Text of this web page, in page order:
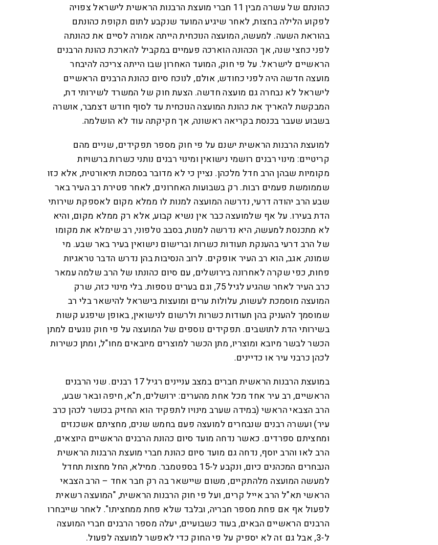
כהונתם של עשרה מבין 11 חברי מועצת הרבנות הראשית לישראל צפויה
לפקוע הלילה בחצות, לאחר שיגיע המועד שנקבע לתום תקופת כהונתם
בהוראת השעה. למעשה, המועצה הנוכחית הייתה אמורה לסיים את כהונתה
לפני כחצי שנה, אך הכהונה הוארכה פעמיים במקביל להארכת כהונת הרבנים
הראשיים לישראל. על פי חוק, המועד האחרון שבו הייתה צריכה להיבחר
מועצה חדשה היה לפני כחודש, אולם, לנוכח סיום כהונת הרבנים הראשיים
לישראל לא נבחרה גם מועצה חדשה. הצעת חוק של המשרד לשירותי דת,
המבקשת להאריך את כהונת המועצה הנוכחית עד לסוף חודש דצמבר, אושרה
בשבוע שעבר בכנסת בקריאה ראשונה, אך חקיקתה עוד לא הושלמה.
למועצת הרבנות הראשית ישנם על פי חוק מספר תפקידים, שניים מהם
קריטיים: מינוי רבנים רושמי נישואין ומינוי רבנים נותני כשרות ברשויות
מקומיות שבהן הרב חדל מלכהן. נציין כי לא מדובר בסמכות תיאורטית, אלא כזו
שממומשת פעמים רבות. רק בשבועות האחרונים, לאחר פטירת רב העיר באר
שבע הרב יהודה דרעי, נדרשה המועצה למנות לו ממלא מקום לאספקת שירותי
הדת בעירו. על אף שלמועצה כבר אין נשיא קבוע, אלא רק ממלא מקום, והיא
לא מתכנסת למעשה, היא נדרשה למנות, בסבב טלפוני, רב שימלא את מקומו
של הרב דרעי בהענקת תעודות כשרות וברישום נישואין בעיר באר שבע. מי
שמונה, אגב, הוא רב העיר אופקים. לרוב הנסיבות בהן נדרש הדבר טראגיות
פחות, כפי שקרה לאחרונה בירושלים, עם סיום כהונתו של הרב שלמה עמאר
כרב העיר לאחר שהגיע לגיל 75, וגם בערים נוספות. בלי מינוי כזה, שרק
המועצה מוסמכת לעשות, עלולות ערים ומועצות בישראל להישאר בלי רב
שמוסמך להעניק בהן תעודות כשרות ולרשום לנישואין, באופן שיפגע קשות
בשירותי הדת לתושבים. תפקידים נוספים של המועצה על פי חוק נוגעים למתן
הכשר לבשר מיובא ומוצריו, מתן הכשר למוצרים מיובאים מחו"ל, ומתן כשירות
לכהן כרבני עיר או כדיינים.
במועצת הרבנות הראשית חברים במצב עניינים רגיל 17 רבנים. שני הרבנים
הראשיים, רב עיר אחד מכל אחת מהערים: ירושלים, ת"א, חיפה ובאר שבע,
הרב הצבאי הראשי (במידה שערב מינויו לתפקיד הוא החזיק בכושר לכהן כרב
עיר) ועשרה רבנים שנבחרים למועצה פעם בחמש שנים, מחציתם אשכנזים
ומחציתם ספרדים. כאשר נדחה מועד סיום כהונת הרבנים הראשיים היוצאים,
הרב לאו והרב יוסף, נדחה גם מועד סיום כהונת חברי מועצת הרבנות הראשית
הנבחרים המכהנים כיום, ונקבע ל-15 בספטמבר. ממילא, החל מחצות תחדל
למעשה המועצה מלהתקיים, משום שיישאר בה רק חבר אחד – הרב הצבאי
הראשי תא"ל הרב אייל קרים, ועל פי חוק הרבנות הראשית, "המועצה רשאית
לפעול אף אם פחת מספר חבריה, ובלבד שלא פחת ממחציתו". לאחר שייבחרו
הרבנים הראשיים הבאים, בעוד כשבועיים, יעלה מספר הרבנים חברי המועצה
ל-3, אבל גם זה לא יספיק על פי החוק כדי לאפשר למועצה לפעול.